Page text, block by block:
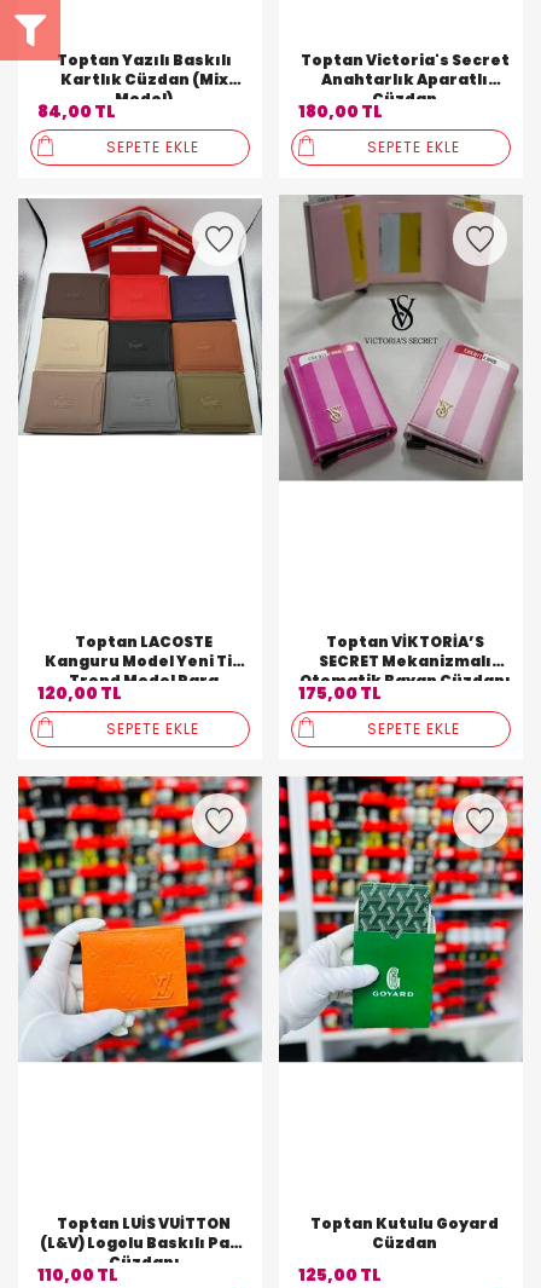
Toptan Yazılı Baskılı
Kartlık Cüzdan (Mix
Model)
84,00 TL
SEPETE EKLE
Toptan Victoria's Secret
Anahtarlık Aparatlı
Cüzdan
180,00 TL
SEPETE EKLE
Toptan LACOSTE
Kanguru Model Yeni Tip
Trend Model Para
Cüzdanı
120,00 TL
SEPETE EKLE
Toptan VİKTORİA’S
SECRET Mekanizmalı
Otomatik Bayan Cüzdanı
175,00 TL
SEPETE EKLE
Toptan LUİS VUİTTON
(L&V) Logolu Baskılı Para
Cüzdanı
110,00 TL
Toptan Kutulu Goyard
Cüzdan
125,00 TL